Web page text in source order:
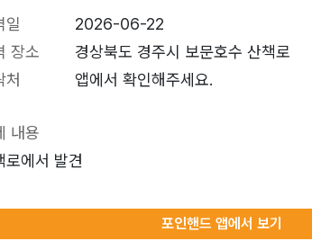
일
2026-06-22
장소
경상북도 경주시 보문호수 산책로
처
앱에서 확인해주세요.
내용
로에서 발견
포인핸드 앱에서 보기